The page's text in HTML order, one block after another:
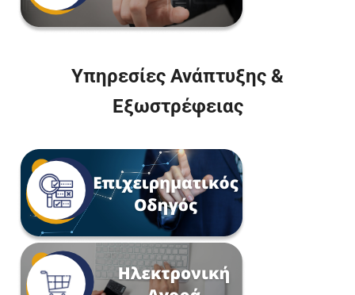
Υπηρεσίες Ανάπτυξης &
Εξωστρέφειας